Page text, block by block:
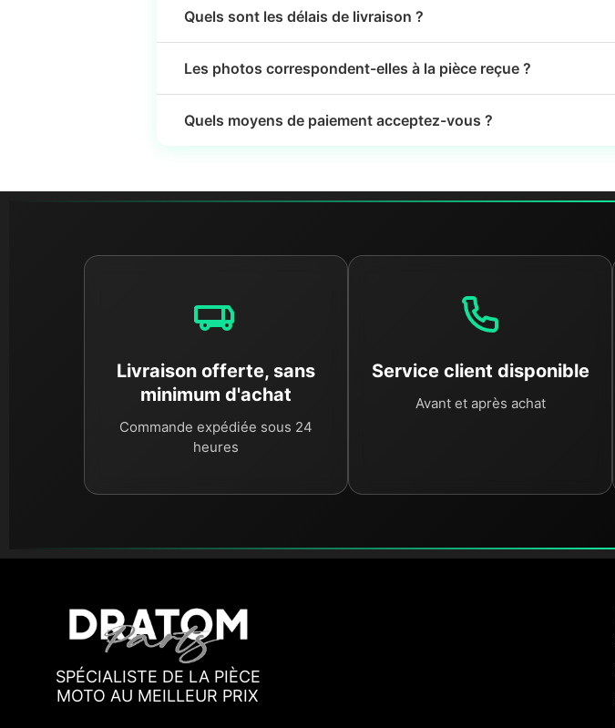
Quels sont les délais de livraison ?
Les photos correspondent-elles à la pièce reçue ?
Quels moyens de paiement acceptez-vous ?
Livraison offerte, sans
minimum d'achat
Commande expédiée sous 24
heures
Service client disponible
Avant et après achat
SPÉCIALISTE DE LA PIÈCE
MOTO AU MEILLEUR PRIX